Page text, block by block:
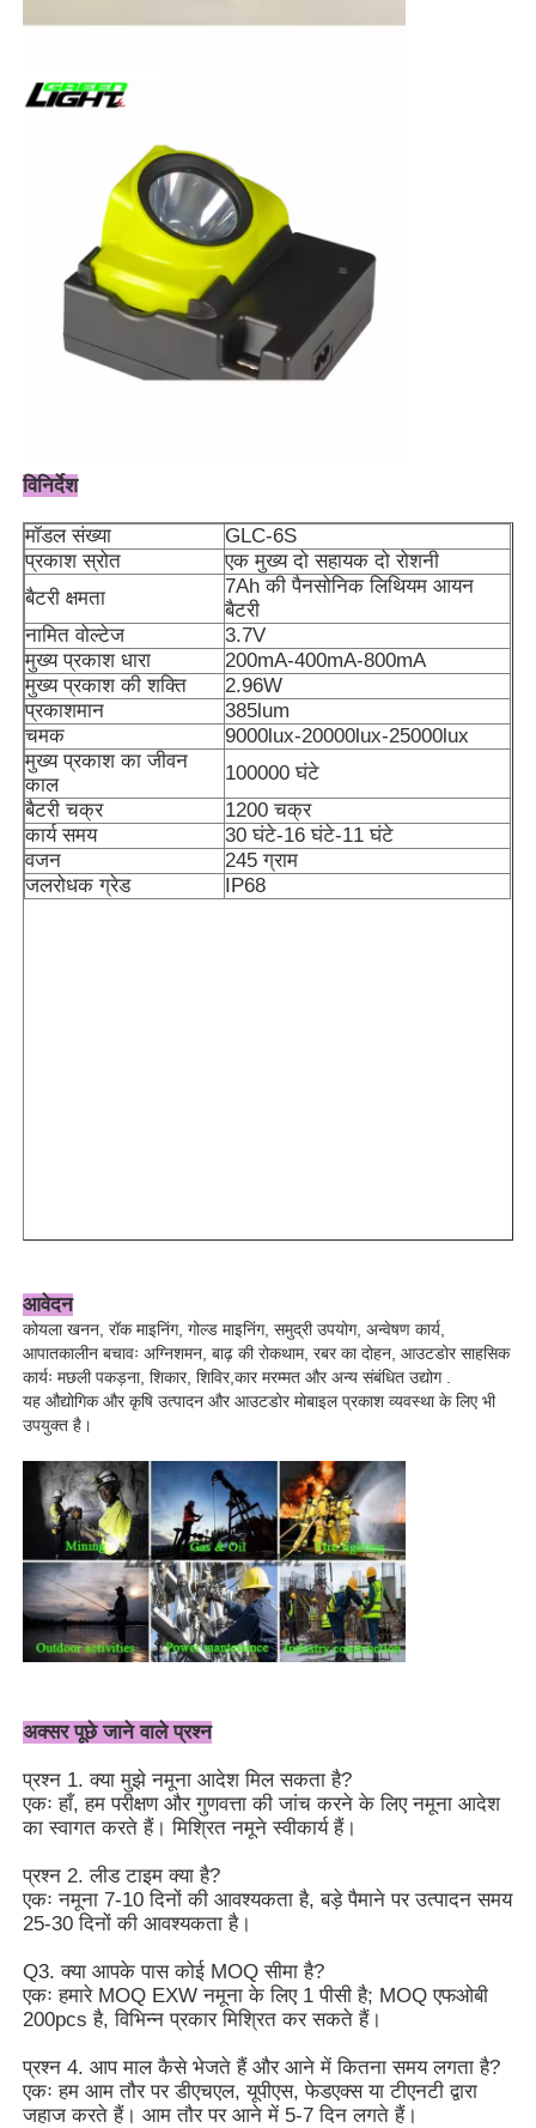
विनिर्देश
मॉडल संख्या
GLC-6S
प्रकाश स्रोत
एक मुख्य दो सहायक दो रोशनी
बैटरी क्षमता
7Ah की पैनसोनिक लिथियम आयन
बैटरी
नामित वोल्टेज
3.7V
मुख्य प्रकाश धारा
200mA-400mA-800mA
मुख्य प्रकाश की शक्ति
2.96W
प्रकाशमान
385lum
चमक
9000lux-20000lux-25000lux
मुख्य प्रकाश का जीवन
काल
100000 घंटे
बैटरी चक्र
1200 चक्र
कार्य समय
30 घंटे-16 घंटे-11 घंटे
वजन
245 ग्राम
जलरोधक ग्रेड
IP68
आवेदन
कोयला खनन, रॉक माइनिंग, गोल्ड माइनिंग, समुद्री उपयोग, अन्वेषण कार्य,
आपातकालीन बचावः अग्निशमन, बाढ़ की रोकथाम, रबर का दोहन, आउटडोर साहसिक
कार्यः मछली पकड़ना, शिकार, शिविर,कार मरम्मत और अन्य संबंधित उद्योग .
यह औद्योगिक और कृषि उत्पादन और आउटडोर मोबाइल प्रकाश व्यवस्था के लिए भी
उपयुक्त है।
अक्सर पूछे जाने वाले प्रश्न
प्रश्न 1. क्या मुझे नमूना आदेश मिल सकता है?
एकः हाँ, हम परीक्षण और गुणवत्ता की जांच करने के लिए नमूना आदेश
का स्वागत करते हैं। मिश्रित नमूने स्वीकार्य हैं।
प्रश्न 2. लीड टाइम क्या है?
एकः नमूना 7-10 दिनों की आवश्यकता है, बड़े पैमाने पर उत्पादन समय
25-30 दिनों की आवश्यकता है।
Q3. क्या आपके पास कोई MOQ सीमा है?
एकः हमारे MOQ EXW नमूना के लिए 1 पीसी है; MOQ एफओबी
200pcs है, विभिन्न प्रकार मिश्रित कर सकते हैं।
प्रश्न 4. आप माल कैसे भेजते हैं और आने में कितना समय लगता है?
एकः हम आम तौर पर डीएचएल, यूपीएस, फेडएक्स या टीएनटी द्वारा
जहाज करते हैं। आम तौर पर आने में 5-7 दिन लगते हैं।